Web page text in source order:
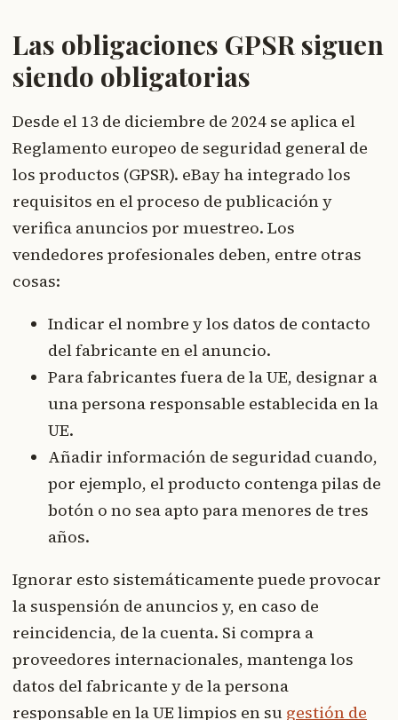
Las obligaciones GPSR siguen
siendo obligatorias
Desde el 13 de diciembre de 2024 se aplica el
Reglamento europeo de seguridad general de
los productos (GPSR). eBay ha integrado los
requisitos en el proceso de publicación y
verifica anuncios por muestreo. Los
vendedores profesionales deben, entre otras
cosas:
Indicar el nombre y los datos de contacto
del fabricante en el anuncio.
Para fabricantes fuera de la UE, designar a
una persona responsable establecida en la
UE.
Añadir información de seguridad cuando,
por ejemplo, el producto contenga pilas de
botón o no sea apto para menores de tres
años.
Ignorar esto sistemáticamente puede provocar
la suspensión de anuncios y, en caso de
reincidencia, de la cuenta. Si compra a
proveedores internacionales, mantenga los
datos del fabricante y de la persona
responsable en la UE limpios en su gestión de